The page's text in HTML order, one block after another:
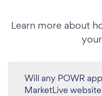
Learn more about
Will any POWR
MarketLive